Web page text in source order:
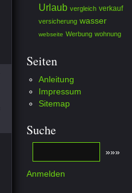
Urlaub vergleich verkauf
versicherung wasser
webseite Werbung wohnung
Seiten
Anleitung
Impressum
Sitemap
Suche
Anmelden